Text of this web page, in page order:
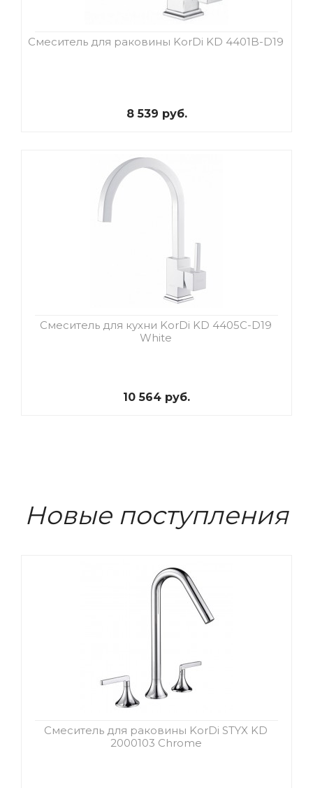
Смеситель для раковины KorDi KD 4401B-D19
8 539 руб.
Смеситель для кухни KorDi KD 4405C-D19
White
10 564 руб.
Новые поступления
Смеситель для раковины KorDi STYX KD
2000103 Chrome